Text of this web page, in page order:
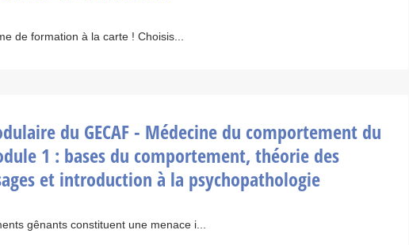
de formation à la carte ! Choisis...
du GECAF - Médecine du comportement du
1 : bases du comportement, théorie des
et introduction à la psychopathologie
gênants constituent une menace i...